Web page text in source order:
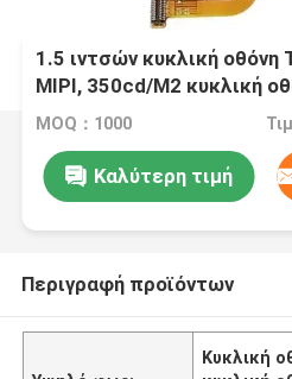
1.5 ιντσών κυκλική οθόνη
MIPI, 350cd/M2 κυκλική
MOQ：1000
Καλύτερη τιμή
Περιγραφή προϊόντων
Κυκλική